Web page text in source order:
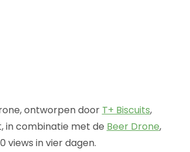
ontworpen door T+ Biscuits,
in combinatie met de Beer Drone,
views in vier dagen.